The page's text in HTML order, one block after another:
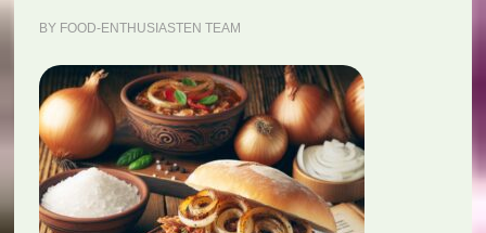
BY FOOD-ENTHUSIASTEN TEAM